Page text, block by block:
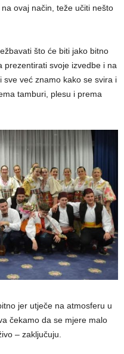
ovaj način, teže učiti nešto
što će biti jako bitno
prezentirati svoje izvedbe i na
već znamo kako se svira i
tamburi, plesu i prema
jer utječe na atmosferu u
čekamo da se mjere malo
– zaključuju.